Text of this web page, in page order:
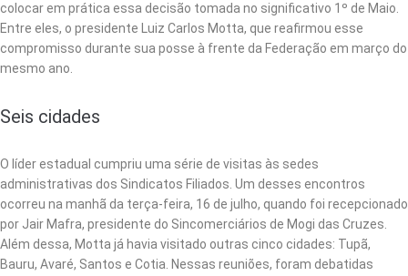
colocar em prática essa decisão tomada no significativo 1º de Maio.
Entre eles, o presidente Luiz Carlos Motta, que reafirmou esse
compromisso durante sua posse à frente da Federação em março do
mesmo ano.
Seis cidades
O líder estadual cumpriu uma série de visitas às sedes
administrativas dos Sindicatos Filiados. Um desses encontros
ocorreu na manhã da terça-feira, 16 de julho, quando foi recepcionado
por Jair Mafra, presidente do Sincomerciários de Mogi das Cruzes.
Além dessa, Motta já havia visitado outras cinco cidades: Tupã,
Bauru, Avaré, Santos e Cotia. Nessas reuniões, foram debatidas